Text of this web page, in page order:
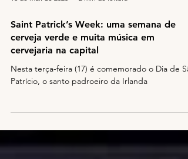
16 de mar. de 2020 2 min de leitura
Saint Patrick’s Week: uma semana de
cerveja verde e muita música em
Patrício, o santo padroeiro da Irlanda